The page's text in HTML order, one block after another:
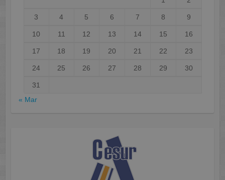
3 4 5 6 7 8 9
10 11 12 13 14 15 16
17 18 19 20 21 22 23
24 25 26 27 28 29 30
31
« Mar